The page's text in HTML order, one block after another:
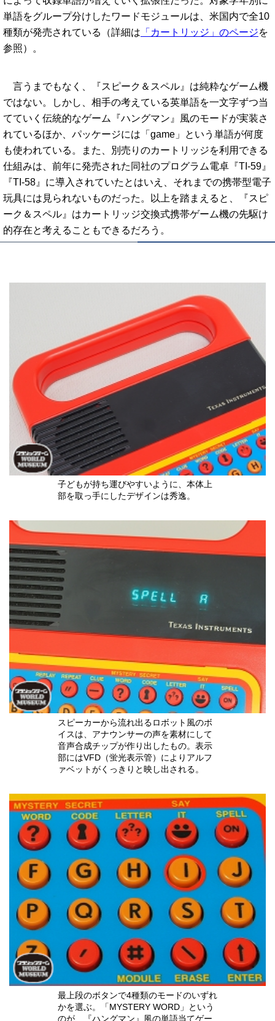
単語をグループ分けしたワードモジュールは、米国内で全10
種類が発売されている（詳細は 「カートリッジ」のページを
参照）。
言うまでもなく、『スピーク＆スペル』は純粋なゲーム機
ではない。しかし、相手の考えている英単語を一文字ずつ当
てていく伝統的なゲーム『ハングマン』風のモードが実装さ
れているほか、パッケージには「game」という単語が何度
も使われている。また、別売りのカートリッジを利用できる
仕組みは、前年に発売された同社のプログラム電卓『TI-59』
『TI-58』に導入されていたとはいえ、それまでの携帯型電子
玩具には見られないものだった。以上を踏まえると、『スピ
ーク＆スペル』はカートリッジ交換式携帯ゲーム機の先駆け
的存在と考えることもできるだろう。
子どもが持ち運びやすいように、本体上
部を取っ手にしたデザインは秀逸。
スピーカーから流れ出るロボット風のボ
イスは、アナウンサーの声を素材にして
音声合成チップが作り出したもの。表示
部にはVFD（蛍光表示管）によりアルフ
ァベットがくっきりと映し出される。
最上段のボタンで4種類のモードのいずれ
かを選ぶ。「MYSTERY WORD」という
のが、『ハングマン』風の単語当てゲー